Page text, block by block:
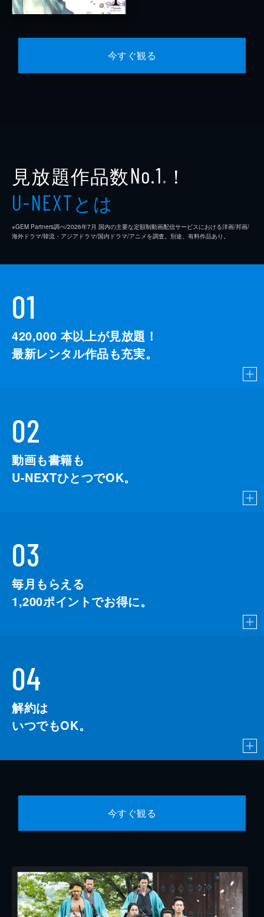
今すぐ観る
見放題作品数No.1 ※ ！
U-NEXTとは
※GEM Partners調べ/2026年7⽉ 国内の主要な定額制動画配信サービスにおける洋画/邦画/
海外ドラマ/韓流・アジアドラマ/国内ドラマ/アニメを調査。別途、有料作品あり。
01
420,000 本以上が見放題！
最新レンタル作品も充実。
02
動画も書籍も
U-NEXTひとつでOK。
03
毎月もらえる
1,200ポイントでお得に。
04
解約は
いつでもOK。
今すぐ観る